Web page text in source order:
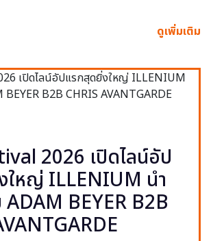
ดูเพิ่มเติม
2026 เปิดไลน์อัป
ใหญ่ ILLENIUM นำ
BEYER B2B